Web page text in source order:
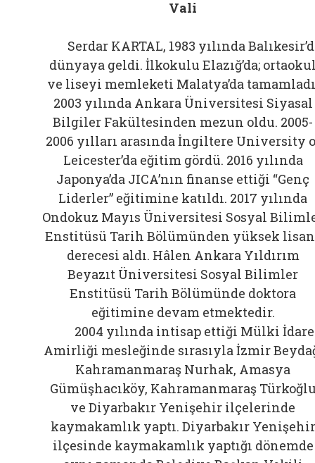
Vali
Serdar KARTAL, 1983 yılında
dünyaya geldi. İlkokulu Elazığ’da;
ve liseyi memleketi Malatya’da
2003 yılında Ankara Üniversitesi Siyasal
Bilgiler Fakültesinden mezun oldu. 2005-
2006 yılları arasında İngiltere University
Leicester’da eğitim gördü. 2016 yılında
Japonya’da JICA’nın finanse ettiği “Genç
Liderler” eğitimine katıldı. 2017 yılında
Ondokuz Mayıs Üniversitesi Sosyal
Enstitüsü Tarih Bölümünden yüksek
derecesi aldı. Hâlen Ankara Yıldırım
Beyazıt Üniversitesi Sosyal Bilimler
Enstitüsü Tarih Bölümünde doktora
eğitimine devam etmektedir.
2004 yılında intisap ettiği Mülki İdare
Amirliği mesleğinde sırasıyla İzmir
Kahramanmaraş Nurhak, Amasya
Gümüşhacıköy, Kahramanmaraş
ve Diyarbakır Yenişehir ilçelerinde
kaymakamlık yaptı. Diyarbakır Yenişehir
ilçesinde kaymakamlık yaptığı dönemde